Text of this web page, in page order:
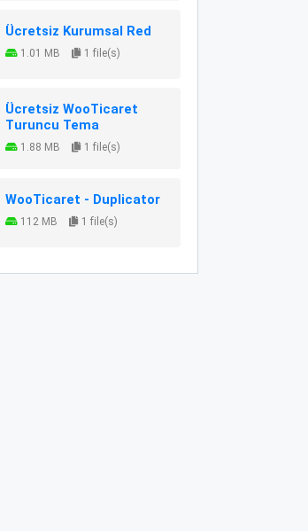
Ücretsiz Kurumsal Red
1.01 MB 1 file(s)
Ücretsiz WooTicaret
Turuncu Tema
1.88 MB 1 file(s)
WooTicaret - Duplicator
112 MB 1 file(s)